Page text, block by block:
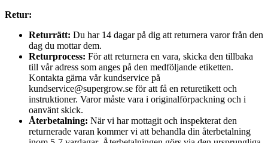
Retur:
Returrätt: Du har 14 dagar på dig att returnera varor från den
dag du mottar dem.
Returprocess: För att returnera en vara, skicka den tillbaka
till vår adress som anges på den medföljande etiketten.
Kontakta gärna vår kundservice på
kundservice@supergrow.se för att få en returetikett och
instruktioner. Varor måste vara i originalförpackning och i
oanvänt skick.
Återbetalning: När vi har mottagit och inspekterat den
returnerade varan kommer vi att behandla din återbetalning